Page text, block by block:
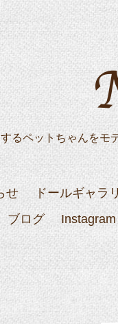
るペットちゃんをモ
せ ドールギャラ
ブログ
Instagram